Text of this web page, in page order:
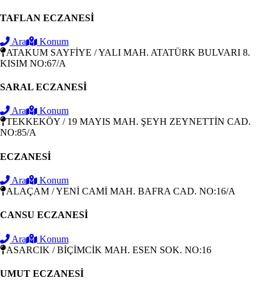
TAFLAN ECZANESİ
Ara
Konum
ATAKUM SAYFİYE / YALI MAH. ATATÜRK BULVARI 8.
KISIM NO:67/A
SARAL ECZANESİ
Ara
Konum
TEKKEKÖY / 19 MAYIS MAH. ŞEYH ZEYNETTİN CAD.
NO:85/A
ECZANESİ
Ara
Konum
ALAÇAM / YENİ CAMİ MAH. BAFRA CAD. NO:16/A
CANSU ECZANESİ
Ara
Konum
ASARCIK / BİÇİMCİK MAH. ESEN SOK. NO:16
UMUT ECZANESİ